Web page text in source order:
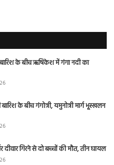
बारिश के बीच ऋषिकेश में गंगा नदी का
बारिश के बीच गंगोत्री, यमुनोत्री मार्ग भूस्खलन
दीवार गिरने से दो बच्चों की मौत, तीन घायल